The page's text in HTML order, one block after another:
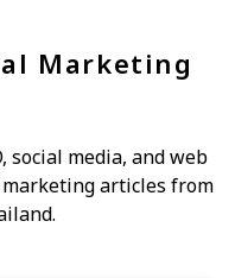
Marketing
social media, and web
articles from